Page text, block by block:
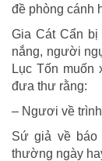
đề phòng cánh
Gia Cát Cẩn bị
nắng, người
Lục Tốn
đưa thư rằng:
– Ngươi về
Sứ giả về báo
thường ngày